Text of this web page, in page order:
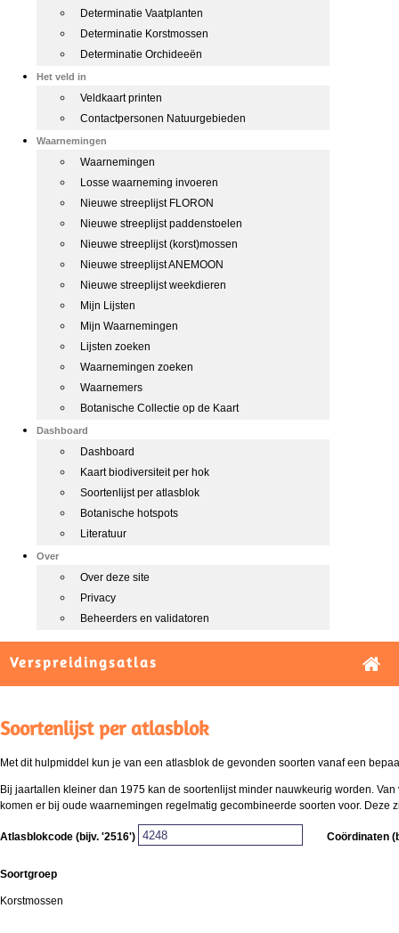
Determinatie Vaatplanten
Determinatie Korstmossen
Determinatie Orchideeën
Het veld in
Veldkaart printen
Contactpersonen Natuurgebieden
Waarnemingen
Waarnemingen
Losse waarneming invoeren
Nieuwe streeplijst FLORON
Nieuwe streeplijst paddenstoelen
Nieuwe streeplijst (korst)mossen
Nieuwe streeplijst ANEMOON
Nieuwe streeplijst weekdieren
Mijn Lijsten
Mijn Waarnemingen
Lijsten zoeken
Waarnemingen zoeken
Waarnemers
Botanische Collectie op de Kaart
Dashboard
Dashboard
Kaart biodiversiteit per hok
Soortenlijst per atlasblok
Botanische hotspots
Literatuur
Over
Over deze site
Privacy
Beheerders en validatoren
Verspreidingsatlas
Soortenlijst per atlasblok
Met dit hulpmiddel kun je van een atlasblok de gevonden soorten vanaf een
Bij jaartallen kleiner dan 1975 kan de soortenlijst minder nauwkeurig worden.
komen er bij oude waarnemingen regelmatig gecombineerde soorten voor.
Atlasblokcode (bijv. '2516') Coördinaten
Soortgroep
Korstmossen